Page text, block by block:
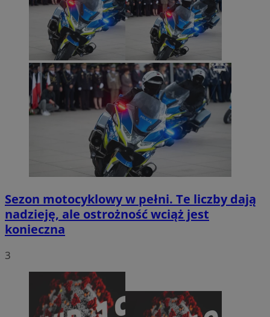
Sezon motocyklowy w pełni. Te liczby dają
nadzieję, ale ostrożność wciąż jest
konieczna
3